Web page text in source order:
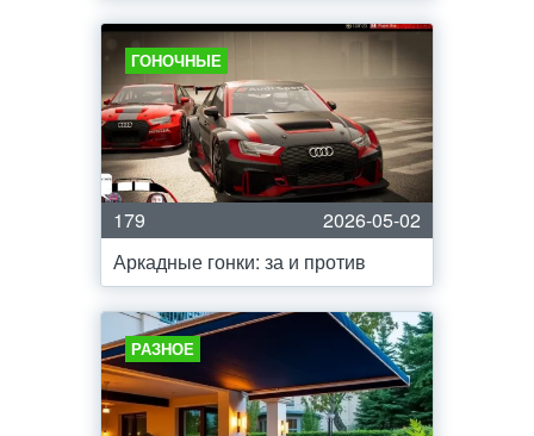
ГОНОЧНЫЕ
179
2026-05-02
Аркадные гонки: за и против
РАЗНОЕ